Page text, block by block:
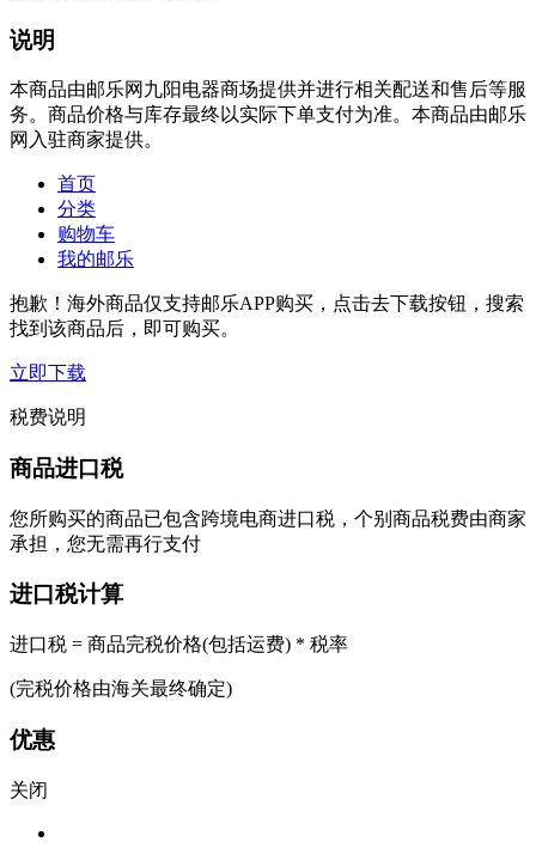
说明
本商品由邮乐网九阳电器商场提供并进行相关配送和售后等服
务。商品价格与库存最终以实际下单支付为准。本商品由邮乐
网入驻商家提供。
首页
分类
购物车
我的邮乐
抱歉！海外商品仅支持邮乐APP购买，点击去下载按钮，搜索
找到该商品后，即可购买。
立即下载
税费说明
商品进口税
您所购买的商品已包含跨境电商进口税，个别商品税费由商家
承担，您无需再行支付
进口税计算
进口税 = 商品完税价格(包括运费) * 税率
(完税价格由海关最终确定)
优惠
关闭